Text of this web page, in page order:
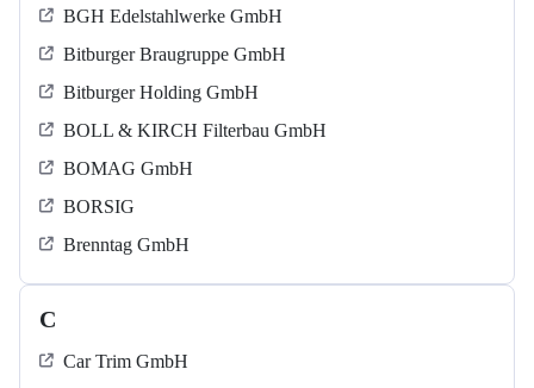
BGH Edelstahlwerke GmbH
Bitburger Braugruppe GmbH
Bitburger Holding GmbH
BOLL & KIRCH Filterbau GmbH
BOMAG GmbH
BORSIG
Brenntag GmbH
C
Car Trim GmbH